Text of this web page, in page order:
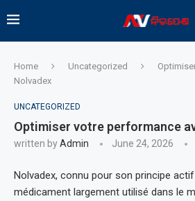
Home Uncategorized
Nolvadex
UNCATEGORIZED
Optimiser votre performance
written byAdmin June 24, 2026
Nolvadex, connu pour son principe
médicament largement utilisé dans le